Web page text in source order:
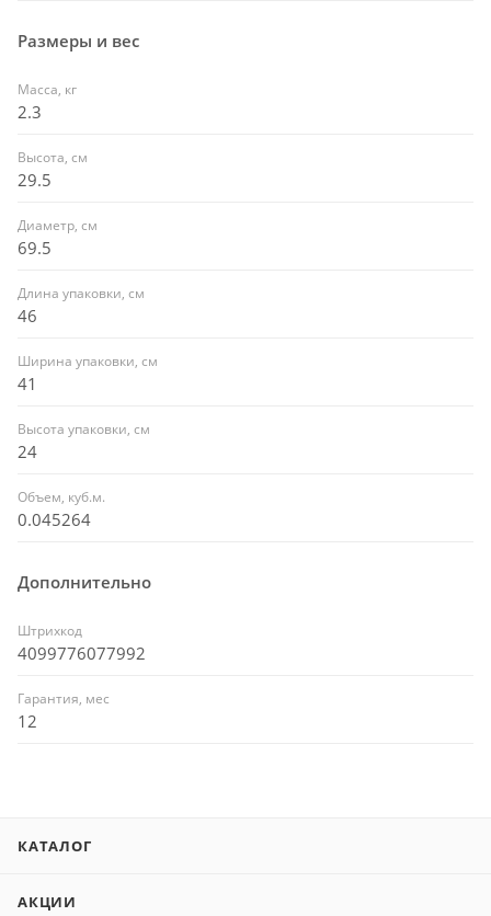
Размеры и вес
Масса, кг
2.3
Высота, см
29.5
Диаметр, см
69.5
Длина упаковки, см
46
Ширина упаковки, см
41
Высота упаковки, см
24
Объем, куб.м.
0.045264
Дополнительно
Штрихкод
4099776077992
Гарантия, мес
12
КАТАЛОГ
АКЦИИ